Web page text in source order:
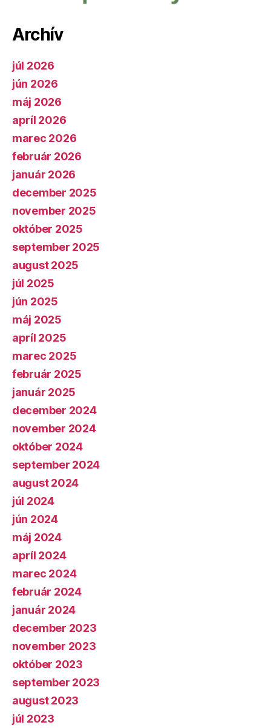
Archív
júl 2026
jún 2026
máj 2026
apríl 2026
marec 2026
február 2026
január 2026
december 2025
november 2025
október 2025
september 2025
august 2025
júl 2025
jún 2025
máj 2025
apríl 2025
marec 2025
február 2025
január 2025
december 2024
november 2024
október 2024
september 2024
august 2024
júl 2024
jún 2024
máj 2024
apríl 2024
marec 2024
február 2024
január 2024
december 2023
november 2023
október 2023
september 2023
august 2023
júl 2023